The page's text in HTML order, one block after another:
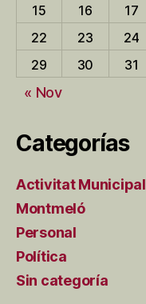
15
16 17
22
23 24
29
30 31
« Nov
Categorías
Activitat Municipal
Montmeló
Personal
Política
Sin categoría